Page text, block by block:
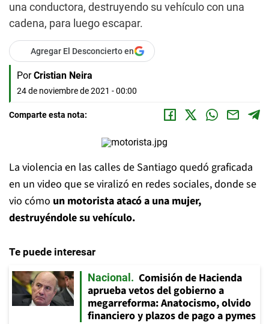
una conductora, destruyendo su vehículo con una
cadena, para luego escapar.
Agregar El Desconcierto en
Por Cristian Neira
24 de noviembre de 2021 - 00:00
Comparte esta nota:
La violencia en las calles de Santiago quedó graficada
en un video que se viralizó en redes sociales, donde se
vio cómo un motorista atacó a una mujer,
destruyéndole su vehículo.
Te puede interesar
Nacional
Comisión de Hacienda
aprueba vetos del gobierno a
megarreforma: Anatocismo, olvido
financiero y plazos de pago a pymes